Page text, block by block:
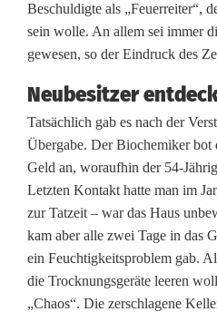
u
n
g
:
5
4
-
J
ä
Beschuldigte als „Feuerreiter“,
sein wolle. An allem sei immer
gewesen, so der Eindruck des
Neubesitzer
Tatsächlich gab es nach der
Übergabe. Der Biochemiker bot
Geld an, woraufhin der 54-
Letzten Kontakt hatte man im
zur Tatzeit – war das Haus
kam aber alle zwei Tage in das
ein Feuchtigkeitsproblem gab.
die Trocknungsgeräte leeren
„Chaos“. Die zerschlagene